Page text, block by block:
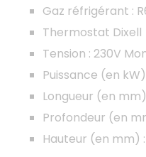
Gaz réfrigérant :
Thermostat Dixell
Tension : 230V
Puissance (en kW)
Longueur (en
Profondeur (en
Hauteur (en mm)